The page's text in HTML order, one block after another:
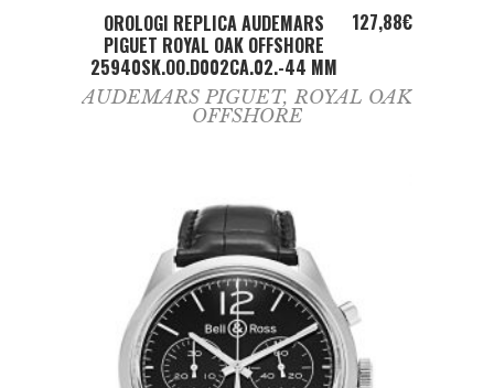
ADD TO CART
OROLOGI REPLICA AUDEMARS
PIGUET ROYAL OAK OFFSHORE
25940SK.OO.D002CA.02.-44 MM
127,88€
AUDEMARS PIGUET, ROYAL OAK
OFFSHORE